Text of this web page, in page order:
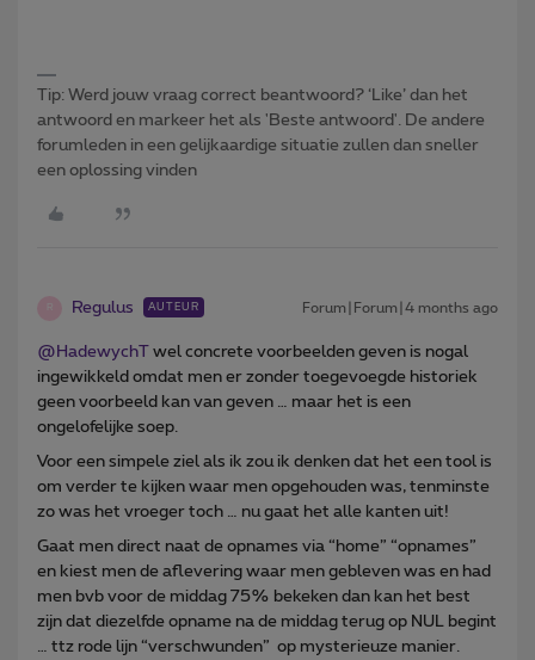
Tip: Werd jouw vraag correct beantwoord? ‘Like’ dan het
antwoord en markeer het als 'Beste antwoord'. De andere
forumleden in een gelijkaardige situatie zullen dan sneller
een oplossing vinden
Regulus AUTEUR Forum|Forum|4 months ago
@HadewychT wel concrete voorbeelden geven is nogal
ingewikkeld omdat men er zonder toegevoegde historiek
geen voorbeeld kan van geven … maar het is een
ongelofelijke soep.
Voor een simpele ziel als ik zou ik denken dat het een tool is
om verder te kijken waar men opgehouden was, tenminste
zo was het vroeger toch … nu gaat het alle kanten uit!
Gaat men direct naat de opnames via “home” “opnames”
en kiest men de aflevering waar men gebleven was en had
men bvb voor de middag 75% bekeken dan kan het best
zijn dat diezelfde opname na de middag terug op NUL begint
… ttz rode lijn “verschwunden” op mysterieuze manier.